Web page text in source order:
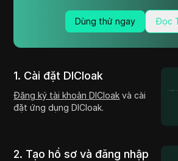
Dùng thử ngay Đọc
1. Cài đặt DICloak
Đăng ký tài khoản DICloak và cài
đặt ứng dụng DICloak.
2. Tạo hồ sơ và đăng nhập